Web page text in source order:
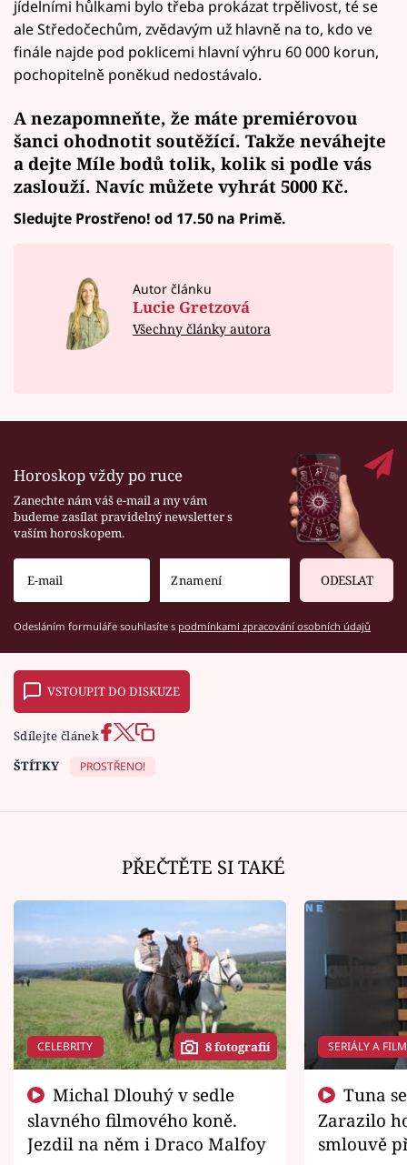
jídelními hůlkami bylo třeba prokázat trpělivost, té se
ale Středočechům, zvědavým už hlavně na to, kdo ve
finále najde pod poklicemi hlavní výhru 60 000 korun,
pochopitelně poněkud nedostávalo.
A nezapomneňte, že máte premiérovou
šanci ohodnotit soutěžící. Takže neváhejte
a dejte Míle bodů tolik, kolik si podle vás
zaslouží. Navíc můžete vyhrát 5000 Kč.
Sledujte Prostřeno! od 17.50 na Primě.
Autor článku
Lucie Gretzová
Všechny články autora
Horoskop vždy po ruce
Zanechte nám váš e-mail a my vám
budeme zasílat pravidelný newsletter s
vaším horoskopem.
ODESLAT
Odesláním formuláře souhlasíte s podmínkami zpracování osobních údajů
VSTOUPIT DO DISKUZE
Sdílejte článek
ŠTÍTKY
PROSTŘENO!
PŘEČTĚTE SI TAKÉ
CELEBRITY 8 fotografií
slavného filmového koně.
Jezdil na něm i Draco Malfoy
SERIÁLY A
Zarazilo
smlouvě